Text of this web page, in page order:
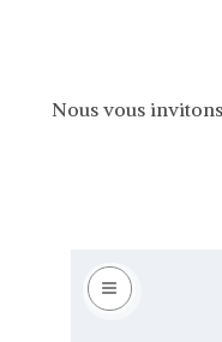
Nous vous